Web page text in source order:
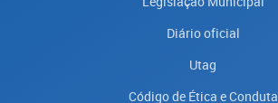
Diário oficial
Utag
Código de Ética e Conduta